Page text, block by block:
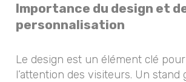
Importance du design et
personnalisation
Le design est un élément clé
l’attention des visiteurs. Un stand